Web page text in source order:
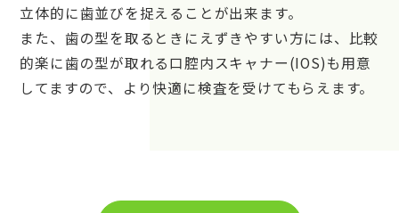
立体的に歯並びを捉えることが出来ます。
また、歯の型を取るときにえずきやすい方には、比較
的楽に歯の型が取れる口腔内スキャナー(IOS)も用意
してますので、より快適に検査を受けてもらえます。